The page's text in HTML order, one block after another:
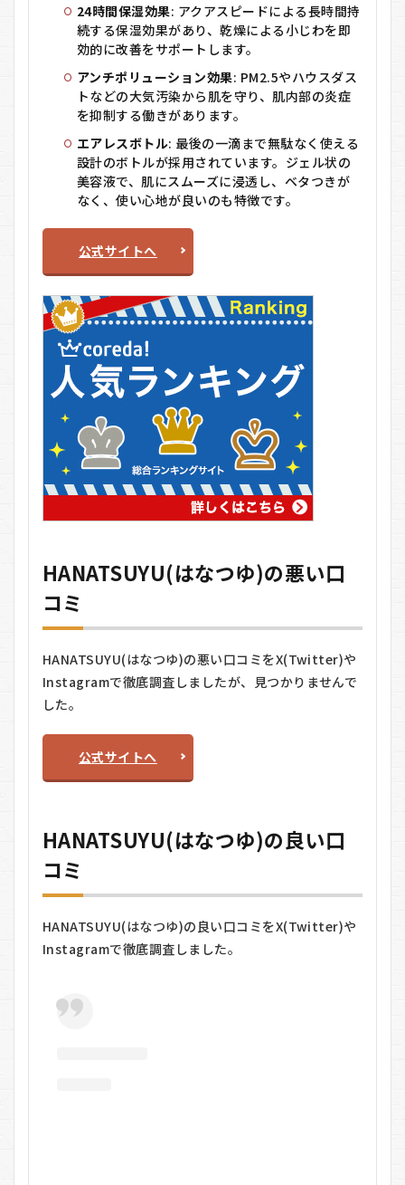
5. 仕
上げ
に軽
さえ
る
6. そ
の後
のス
キン
HANATSUYU(は
なつゆ)のメリ
ット・デメリッ
ト
メリ
ット
6.2
デメ
リッ
ト
7
HANATSUYU(は
7.1
おす
すめ
する
おす
HANATSUYU(は
24時間保湿効果: アクアスピードによる長時間持
続する保湿効果があり、乾燥による小じわを即
効的に改善をサポートします。
アンチポリューション効果: PM2.5やハウスダス
トなどの大気汚染から肌を守り、肌内部の炎症
を抑制する働きがあります。
エアレスボトル: 最後の一滴まで無駄なく使える
設計のボトルが採用されています。ジェル状の
美容液で、肌にスムーズに浸透し、ベタつきが
なく、使い心地が良いのも特徴です。
公式サイトへ
HANATSUYU(はなつゆ)の悪い口
コミ
HANATSUYU(はなつゆ)の悪い口コミをX(Twitter)や
Instagramで徹底調査しましたが、見つかりませんで
した。
公式サイトへ
HANATSUYU(はなつゆ)の良い口
コミ
HANATSUYU(はなつゆ)の良い口コミをX(Twitter)や
Instagramで徹底調査しました。